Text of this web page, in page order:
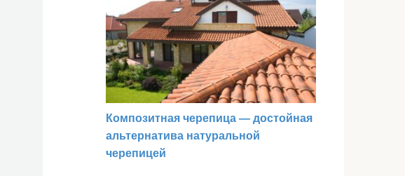
Композитная черепица — достойная
альтернатива натуральной
черепицей